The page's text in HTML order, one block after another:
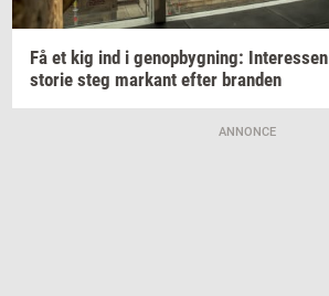
Få et kig ind i genop­byg­ning: In­ter­es­sen
sto­rie steg mar­kant efter bran­den
ANNONCE